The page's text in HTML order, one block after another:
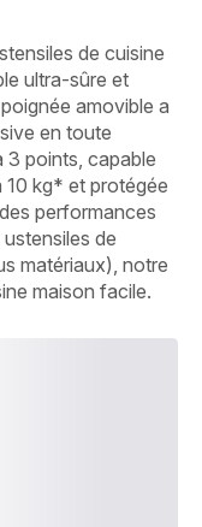
de cuisine
ultra-sûre et
amovible a
en toute
3 points, capable
10 kg* et protégée
performances
de
matériaux), notre
maison facile.